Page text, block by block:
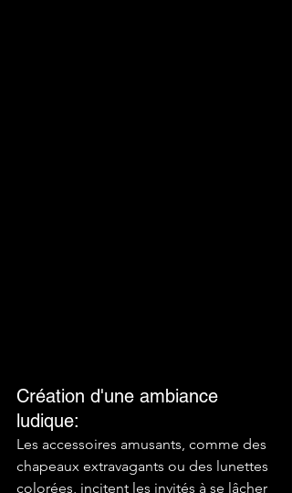
Création d'une ambiance
ludique:
Les accessoires amusants, comme des
chapeaux extravagants ou des lunettes
colorées, incitent les invités à se lâcher